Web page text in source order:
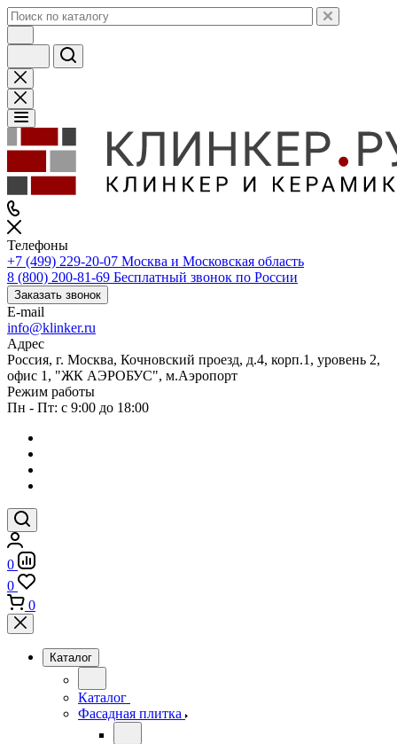
Телефоны
+7 (499) 229-20-07 Москва и Московская область
8 (800) 200-81-69 Бесплатный звонок по России
Заказать звонок
E-mail
info@klinker.ru
Адрес
Россия, г. Москва, Кочновский проезд, д.4, корп.1, уровень 2,
офис 1, "ЖК АЭРОБУС", м.Аэропорт
Режим работы
Пн - Пт: с 9:00 до 18:00
0
0
0
Каталог
Каталог
Фасадная плитка